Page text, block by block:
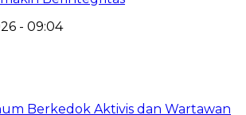
- 09:04
Berkedok Aktivis dan Wartawan